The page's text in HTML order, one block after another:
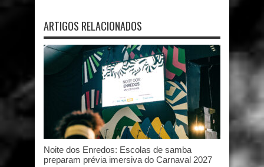
ARTIGOS RELACIONADOS
Noite dos Enredos: Escolas de samba
preparam prévia imersiva do Carnaval 2027